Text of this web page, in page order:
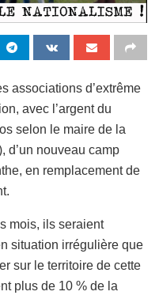
associations d’extrême
avec l’argent du
selon le maire de la
d’un nouveau camp
en remplacement de
mois, ils seraient
situation irrégulière que
sur le territoire de cette
plus de 10 % de la